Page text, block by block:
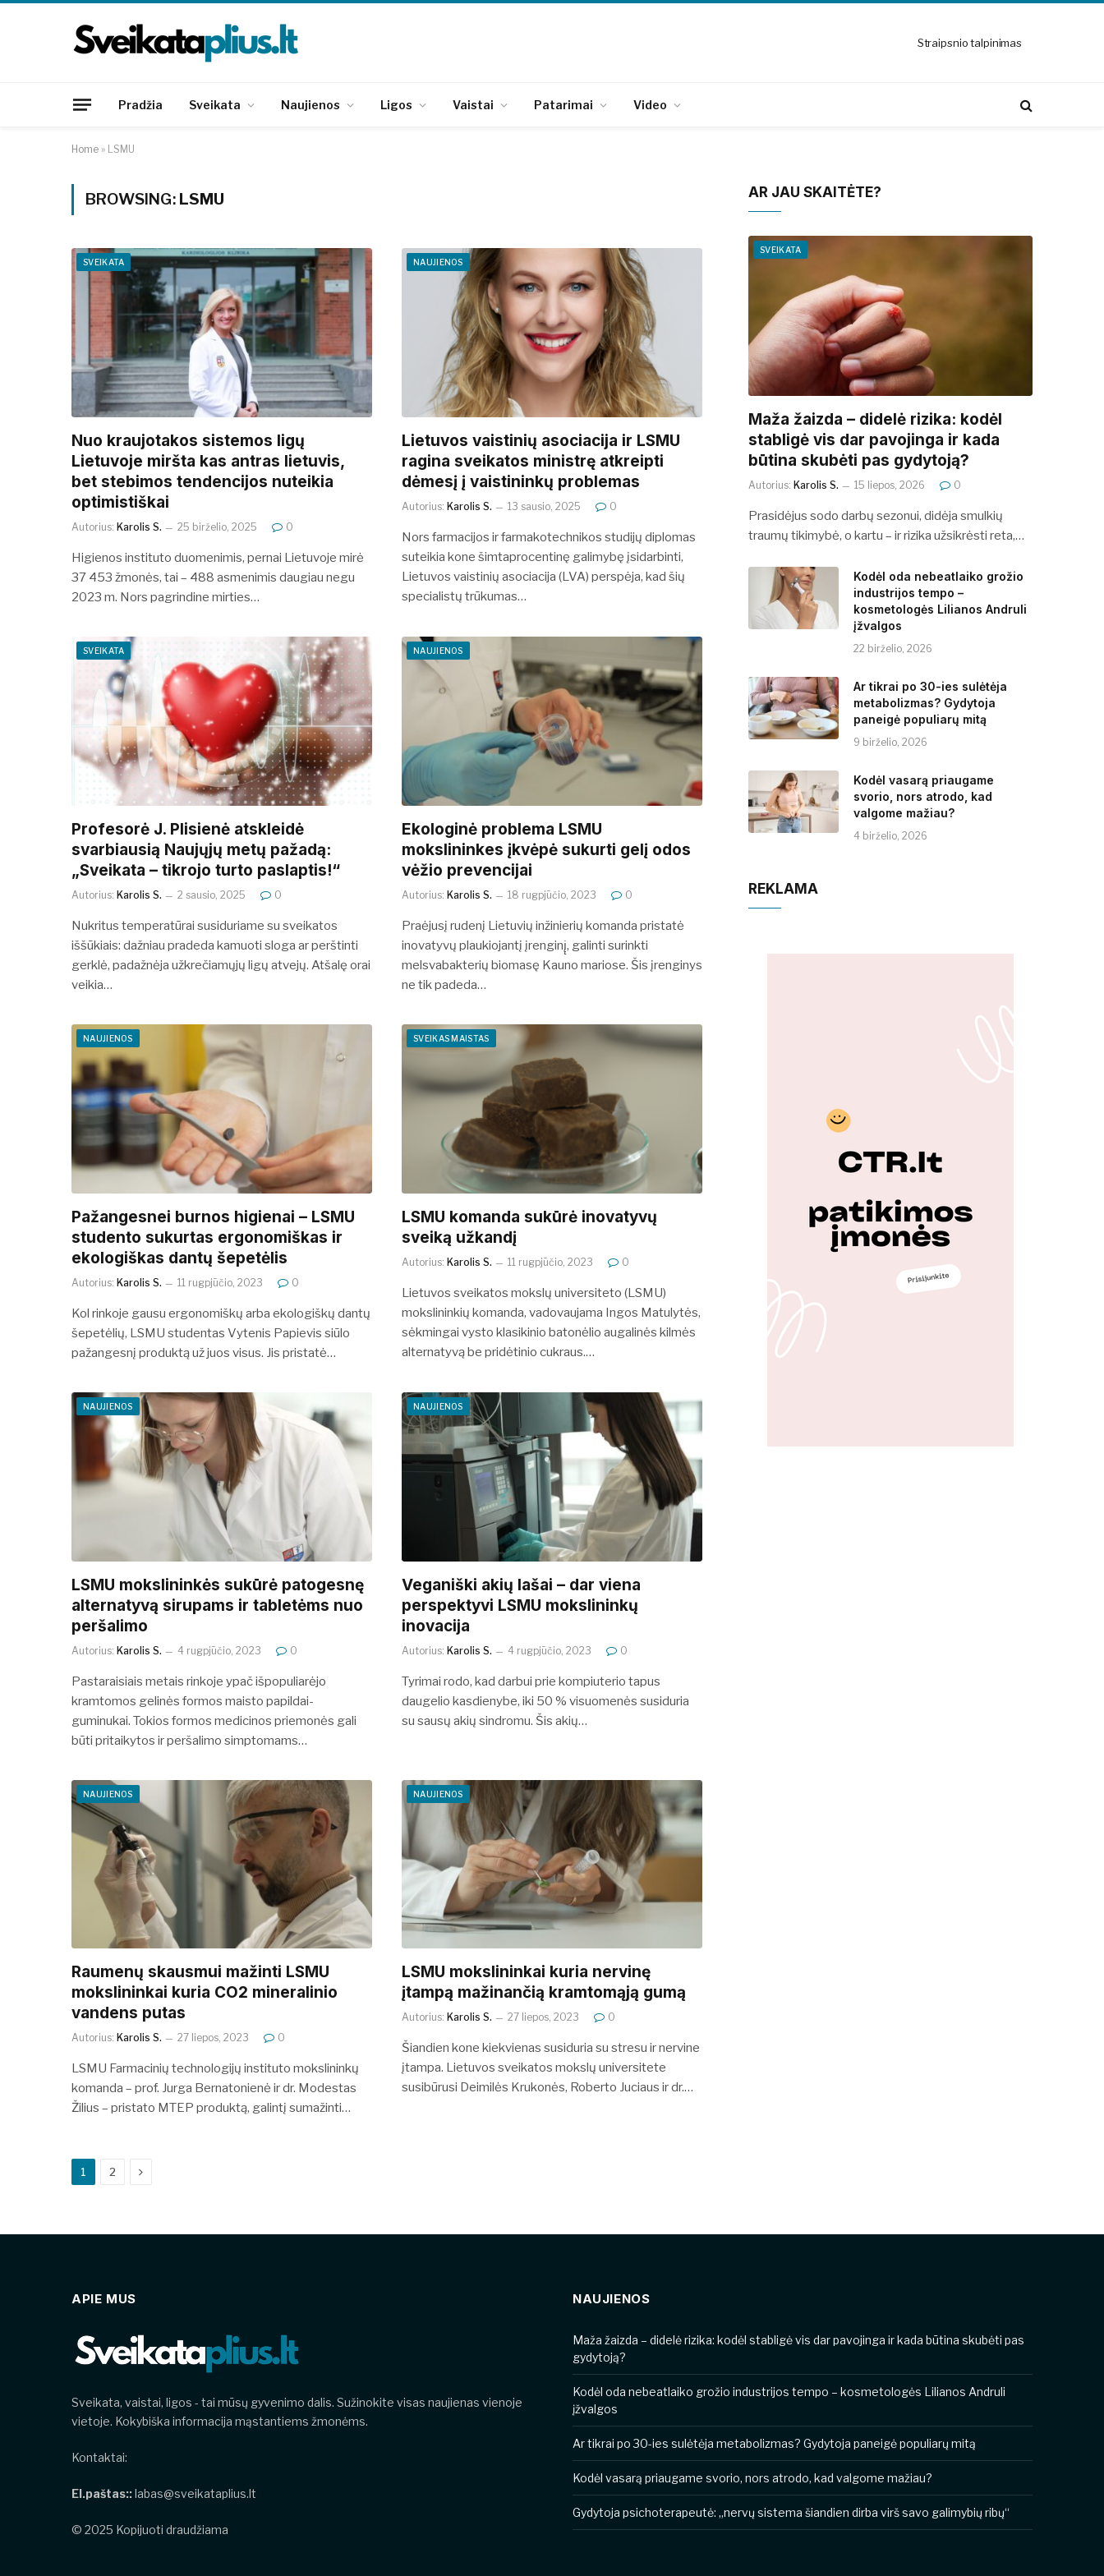
Straipsnio talpinimas
Pradžia Sveikata Naujienos Ligos Vaistai Patarimai Video
Home » LSMU
BROWSING: LSMU
SVEIKATA
Nuo kraujotakos sistemos ligų
Lietuvoje miršta kas antras lietuvis,
bet stebimos tendencijos nuteikia
optimistiškai
Autorius: Karolis S. 25 birželio, 2025 0
Higienos instituto duomenimis, pernai Lietuvoje mirė
37 453 žmonės, tai – 488 asmenimis daugiau negu
2023 m. Nors pagrindine mirties…
NAUJIENOS
Lietuvos vaistinių asociacija ir LSMU
ragina sveikatos ministrę atkreipti
dėmesį į vaistininkų problemas
Autorius: Karolis S. 13 sausio, 2025 0
Nors farmacijos ir farmakotechnikos studijų diplomas
suteikia kone šimtaprocentinę galimybę įsidarbinti,
Lietuvos vaistinių asociacija (LVA) perspėja, kad šių
specialistų trūkumas…
SVEIKATA
Profesorė J. Plisienė atskleidė
svarbiausią Naujųjų metų pažadą:
„Sveikata – tikrojo turto paslaptis!“
Autorius: Karolis S. 2 sausio, 2025 0
Nukritus temperatūrai susiduriame su sveikatos
iššūkiais: dažniau pradeda kamuoti sloga ar perštinti
gerklė, padažnėja užkrečiamųjų ligų atvejų. Atšalę orai
veikia…
NAUJIENOS
Ekologinė problema LSMU
mokslininkes įkvėpė sukurti gelį odos
vėžio prevencijai
Autorius: Karolis S. 18 rugpjūčio, 2023 0
Praėjusį rudenį Lietuvių inžinierių komanda pristatė
inovatyvų plaukiojantį įrenginį̨, galinti surinkti
melsvabakterių biomasę Kauno mariose. Šis įrenginys
ne tik padeda…
NAUJIENOS
Pažangesnei burnos higienai – LSMU
studento sukurtas ergonomiškas ir
ekologiškas dantų šepetėlis
Autorius: Karolis S. 11 rugpjūčio, 2023 0
Kol rinkoje gausu ergonomiškų arba ekologiškų dantų
šepetėlių, LSMU studentas Vytenis Papievis siūlo
pažangesnį produktą už juos visus. Jis pristatė…
SVEIKAS MAISTAS
LSMU komanda sukūrė inovatyvų
sveiką užkandį
Autorius: Karolis S. 11 rugpjūčio, 2023 0
Lietuvos sveikatos mokslų universiteto (LSMU)
mokslininkių komanda, vadovaujama Ingos Matulytės,
sėkmingai vysto klasikinio batonėlio augalinės kilmės
alternatyvą be pridėtinio cukraus.…
NAUJIENOS
LSMU mokslininkės sukūrė patogesnę
alternatyvą sirupams ir tabletėms nuo
peršalimo
Autorius: Karolis S. 4 rugpjūčio, 2023 0
Pastaraisiais metais rinkoje ypač išpopuliarėjo
kramtomos gelinės formos maisto papildai-
guminukai. Tokios formos medicinos priemonės gali
būti pritaikytos ir peršalimo simptomams…
NAUJIENOS
Veganiški akių lašai – dar viena
perspektyvi LSMU mokslininkų
inovacija
Autorius: Karolis S. 4 rugpjūčio, 2023 0
Tyrimai rodo, kad darbui prie kompiuterio tapus
daugelio kasdienybe, iki 50 % visuomenės susiduria
su sausų akių sindromu. Šis akių…
NAUJIENOS
Raumenų skausmui mažinti LSMU
mokslininkai kuria CO2 mineralinio
vandens putas
Autorius: Karolis S. 27 liepos, 2023 0
LSMU Farmacinių technologijų instituto mokslininkų
komanda – prof. Jurga Bernatonienė ir dr. Modestas
Žilius – pristato MTEP produktą, galintį sumažinti…
NAUJIENOS
LSMU mokslininkai kuria nervinę
įtampą mažinančią kramtomąją gumą
Autorius: Karolis S. 27 liepos, 2023 0
Šiandien kone kiekvienas susiduria su stresu ir nervine
įtampa. Lietuvos sveikatos mokslų universitete
susibūrusi Deimilės Krukonės, Roberto Juciaus ir dr.…
1 2 Next
AR JAU SKAITĖTE?
SVEIKATA
​​Maža žaizda – didelė rizika: kodėl
stabligė vis dar pavojinga ir kada
būtina skubėti pas gydytoją?
Autorius: Karolis S. 15 liepos, 2026 0
Prasidėjus sodo darbų sezonui, didėja smulkių
traumų tikimybė, o kartu – ir rizika užsikrėsti reta,…
Kodėl oda nebeatlaiko grožio
industrijos tempo –
kosmetologės Lilianos Andruli
įžvalgos
22 birželio, 2026
Ar tikrai po 30-ies sulėtėja
metabolizmas? Gydytoja
paneigė populiarų mitą
9 birželio, 2026
Kodėl vasarą priaugame
svorio, nors atrodo, kad
valgome mažiau?
4 birželio, 2026
REKLAMA
APIE MUS
Sveikata, vaistai, ligos - tai mūsų gyvenimo dalis. Sužinokite visas naujienas vienoje
vietoje. Kokybiška informacija mąstantiems žmonėms.
Kontaktai:
El.paštas::labas@sveikataplius.lt
© 2025 Kopijuoti draudžiama
NAUJIENOS
​​Maža žaizda – didelė rizika: kodėl stabligė vis dar pavojinga ir kada būtina skubėti pas
gydytoją?
Kodėl oda nebeatlaiko grožio industrijos tempo – kosmetologės Lilianos Andruli
įžvalgos
Ar tikrai po 30-ies sulėtėja metabolizmas? Gydytoja paneigė populiarų mitą
Kodėl vasarą priaugame svorio, nors atrodo, kad valgome mažiau?
Gydytoja psichoterapeutė: „nervų sistema šiandien dirba virš savo galimybių ribų“